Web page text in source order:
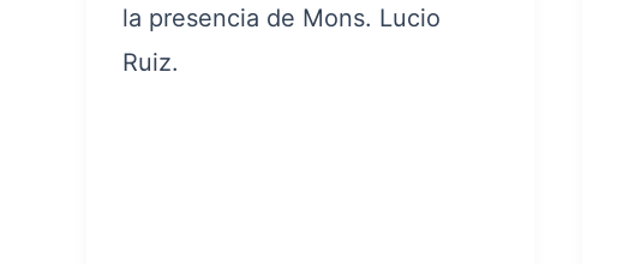
la presencia de Mons. Lucio
Ruiz.